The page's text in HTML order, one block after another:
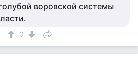
воровской системы
0